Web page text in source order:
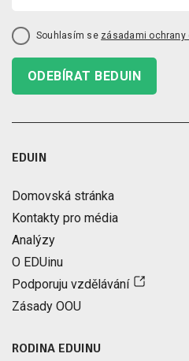
Souhlasím se zásadami ochrany
ODEBÍRAT BEDUIN
EDUIN
Domovská stránka
Kontakty pro média
Analýzy
O EDUinu
Podporuju vzdělávání
Zásady OOU
RODINA EDUINU